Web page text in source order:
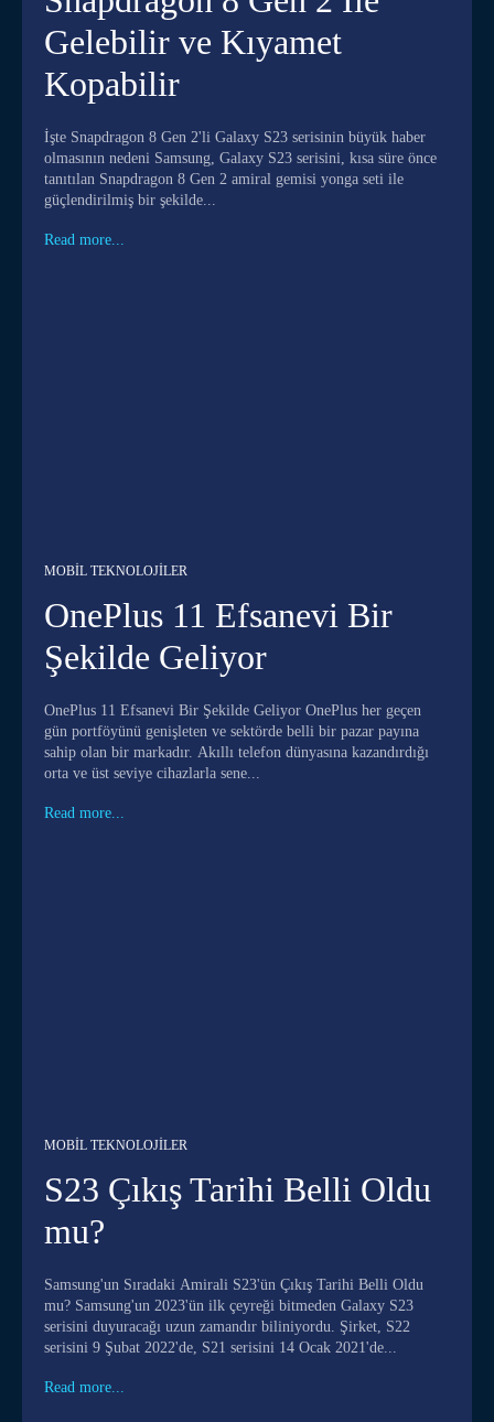
Gelebilir ve Kıyamet
Kopabilir
İşte Snapdragon 8 Gen 2'li Galaxy S23 serisinin büyük haber
olmasının nedeni Samsung, Galaxy S23 serisini, kısa süre önce
tanıtılan Snapdragon 8 Gen 2 amiral gemisi yonga seti ile
güçlendirilmiş bir şekilde...
Read more...
MOBIL TEKNOLOJILER
OnePlus 11 Efsanevi Bir
Şekilde Geliyor
OnePlus 11 Efsanevi Bir Şekilde Geliyor OnePlus her geçen
gün portföyünü genişleten ve sektörde belli bir pazar payına
sahip olan bir markadır. Akıllı telefon dünyasına kazandırdığı
orta ve üst seviye cihazlarla sene...
Read more...
MOBIL TEKNOLOJILER
S23 Çıkış Tarihi Belli Oldu
mu?
Samsung'un Sıradaki Amirali S23'ün Çıkış Tarihi Belli Oldu
mu? Samsung'un 2023'ün ilk çeyreği bitmeden Galaxy S23
serisini duyuracağı uzun zamandır biliniyordu. Şirket, S22
serisini 9 Şubat 2022'de, S21 serisini 14 Ocak 2021'de...
Read more...